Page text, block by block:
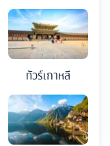
ทัวร์เกาหลี